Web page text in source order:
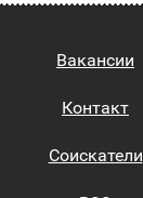
Вакансии
Контакт
Соискатели